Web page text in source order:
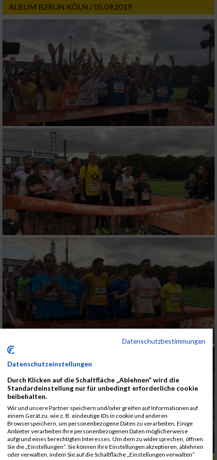
ALBUM B2RUN KÖLN / 05.09.2019
Datenschutzbestimmungen
Datenschutzeinstellungen
Durch Klicken auf die Schaltfläche „Ablehnen“ wird die
Standardeinstellung nur für unbedingt erforderliche cookie
beibehalten.
Wir und unsere Partner speichern und/oder greifen auf Informationen auf
einem Gerät zu, wie z. B. eindeutige IDs in cookie und anderen
Browserspeichern, um personenbezogene Daten zu verarbeiten. Einige
Anbieter verarbeiten Ihre personenbezogenen Daten möglicherweise
aufgrund eines berechtigten Interesses. Um dem zu widersprechen, öffnen
Sie die „Einstellungen“. Sie können Ihre Einstellungen akzeptieren, ablehnen
oder verwalten, indem Sie auf die Schaltfläche „Einstellungen verwalten“